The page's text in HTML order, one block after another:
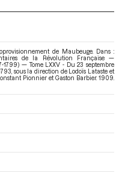
de Maubeuge. Dans :
de la Révolution Française —
1799) — Tome LXXV - Du 23 septembre
, sous la direction de Lodoïs Lataste et
Pionnier et Gaston Barbier. 1909.